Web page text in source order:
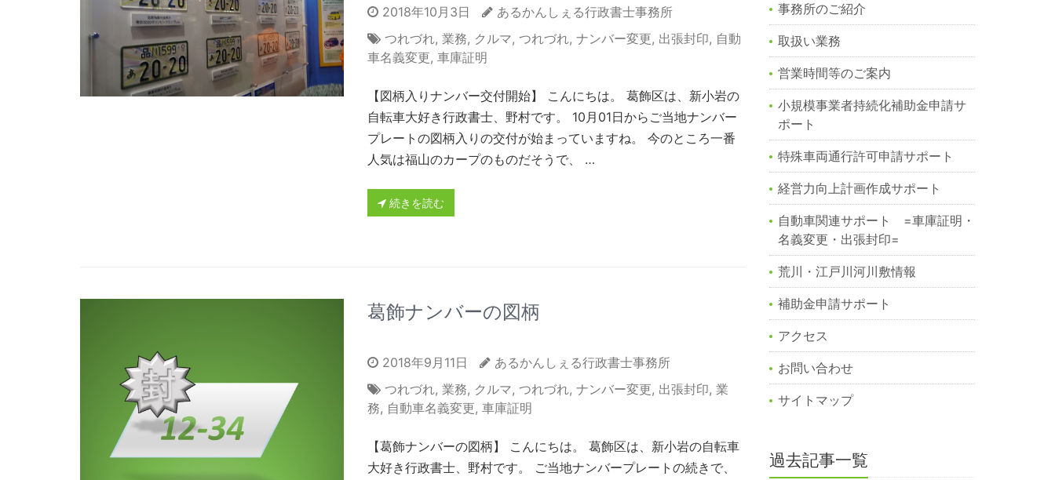
2018年10月3日
あるかんしぇる行政書士事務所
つれづれ, 業務, クルマ, つれづれ, ナンバー変更, 出張封印, 自動
車名義変更, 車庫証明
【図柄入りナンバー交付開始】 こんにちは。 葛飾区は、新小岩の
自転車大好き行政書士、野村です。 10月01日からご当地ナンバー
プレートの図柄入りの交付が始まっていますね。 今のところ一番
人気は福山のカープのものだそうで、 …
続きを読む
葛飾ナンバーの図柄
2018年9月11日
あるかんしぇる行政書士事務所
つれづれ, 業務, クルマ, つれづれ, ナンバー変更, 出張封印, 業
務, 自動車名義変更, 車庫証明
【葛飾ナンバーの図柄】 こんにちは。 葛飾区は、新小岩の自転車
大好き行政書士、野村です。 ご当地ナンバープレートの続きで、
事務所のご紹介
取扱い業務
営業時間等のご案内
小規模事業者持続化補助金申請サ
ポート
特殊車両通行許可申請サポート
経営力向上計画作成サポート
自動車関連サポート =車庫証明・
名義変更・出張封印=
荒川・江戸川河川敷情報
補助金申請サポート
アクセス
お問い合わせ
サイトマップ
過去記事一覧